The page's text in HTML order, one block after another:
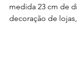
medida 23 cm de
decoração de